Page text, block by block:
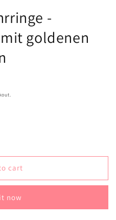
-
goldenen
cart
now